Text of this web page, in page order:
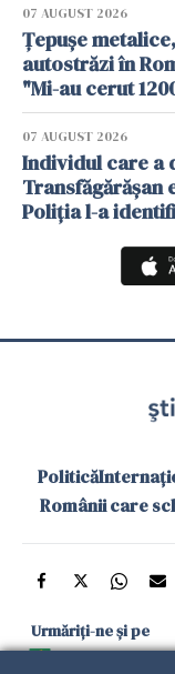
07 AUGUST 2026
Țepușe
autostrăzi în
"Mi-au cerut
07 AUGUST 2026
Individul care a
Transfăgărășan
Poliția l-a
Politică
Românii care
Urmăriți-ne și pe